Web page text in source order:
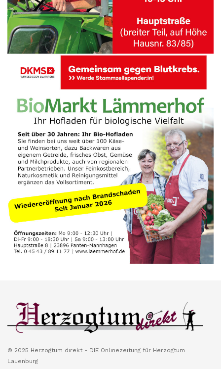
© 2025 Herzogtum direkt - DIE Onlinezeitung für Herzogtum
Lauenburg